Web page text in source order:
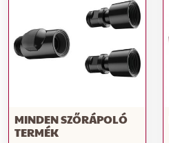
MINDEN SZŐRÁPOLÓ
TERMÉK